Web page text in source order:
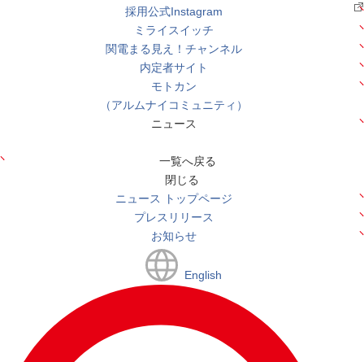
採用公式Instagram
ミライスイッチ
関電まる見え！チャンネル
内定者サイト
モトカン
（アルムナイコミュニティ）
ニュース
一覧へ戻る
閉じる
ニュース トップページ
プレスリリース
お知らせ
English